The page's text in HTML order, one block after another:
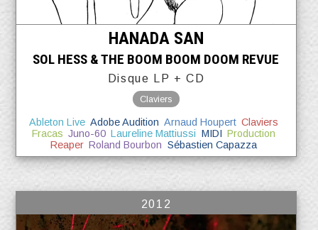
HANADA SAN
SOL HESS & THE BOOM BOOM DOOM REVUE
Disque LP + CD
Claviers
Ableton Live Adobe Audition Arnaud Houpert Claviers
Fracas Juno-60 Laureline Mattiussi MIDI Production
Reaper Roland Bourbon Sébastien Capazza
2012